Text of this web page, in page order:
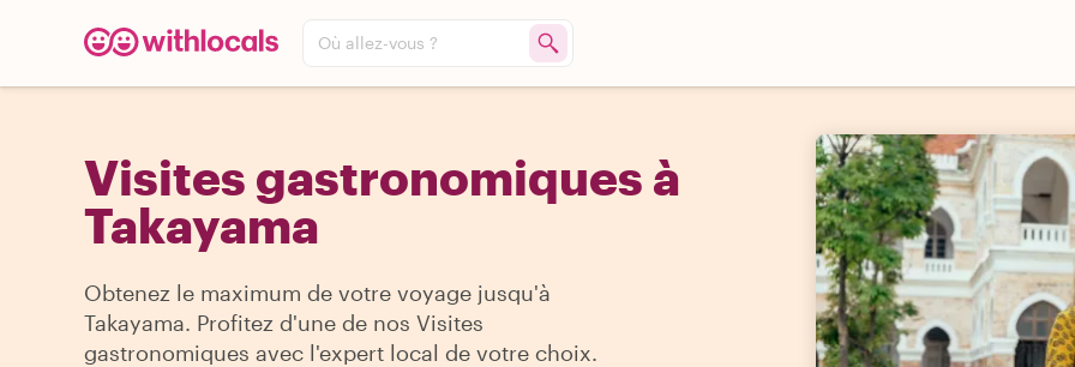
Où allez-vous ?
Visites gastronomiques à
Takayama
Obtenez le maximum de votre voyage jusqu'à
Takayama. Profitez d'une de nos Visites
gastronomiques avec l'expert local de votre choix.